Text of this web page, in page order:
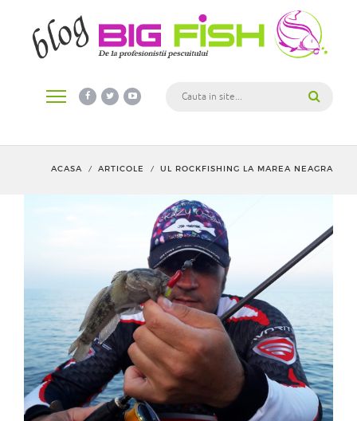
ACASA / ARTICOLE / UL ROCKFISHING LA MAREA NEAGRA